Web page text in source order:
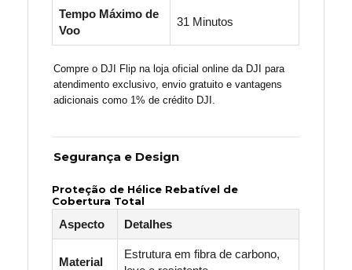
Tempo Máximo de
Voo
31 Minutos
Compre o DJI Flip na loja oficial online da DJI para
atendimento exclusivo, envio gratuito e vantagens
adicionais como 1% de crédito DJI.
Segurança e Design
Proteção de Hélice Rebatível de
Cobertura Total
Aspecto Detalhes
Material
Estrutura em fibra de carbono,